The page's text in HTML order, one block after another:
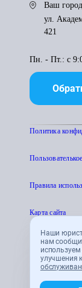
Наши
нам
улучшения
Ваш
ул.
421
Пн. - Пт.: с
Политика
Правила
Карта сайта
© 1995 -